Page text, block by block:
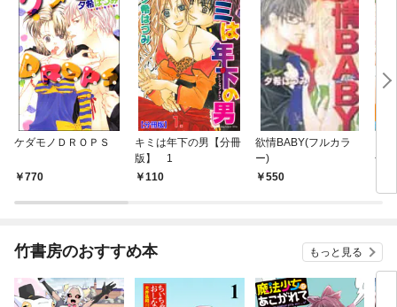
ケダモノＤＲＯＰＳ
770
キミは年下の男【分冊
版】 1
110
欲情BABY(フルカラ
ー)
550
冊
竹書房のおすすめ本 もっと見る